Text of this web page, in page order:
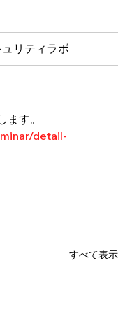
リティラボ
す。
detail-
すべて表示